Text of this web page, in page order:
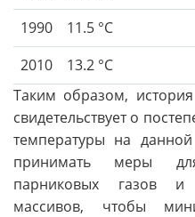
1990
11.5 °C
2010
13.2 °C
Таким образом,
свидетельствует о
температуры на
принимать меры
парниковых газов и
массивов, чтобы